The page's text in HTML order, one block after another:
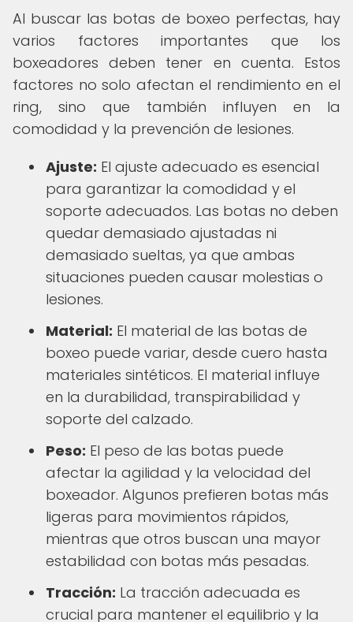
Al buscar las botas de boxeo perfectas, hay
varios factores importantes que los
boxeadores deben tener en cuenta. Estos
factores no solo afectan el rendimiento en el
ring, sino que también influyen en la
comodidad y la prevención de lesiones.
Ajuste: El ajuste adecuado es esencial
para garantizar la comodidad y el
soporte adecuados. Las botas no deben
quedar demasiado ajustadas ni
demasiado sueltas, ya que ambas
situaciones pueden causar molestias o
lesiones.
Material: El material de las botas de
boxeo puede variar, desde cuero hasta
materiales sintéticos. El material influye
en la durabilidad, transpirabilidad y
soporte del calzado.
Peso: El peso de las botas puede
afectar la agilidad y la velocidad del
boxeador. Algunos prefieren botas más
ligeras para movimientos rápidos,
mientras que otros buscan una mayor
estabilidad con botas más pesadas.
Tracción: La tracción adecuada es
crucial para mantener el equilibrio y la